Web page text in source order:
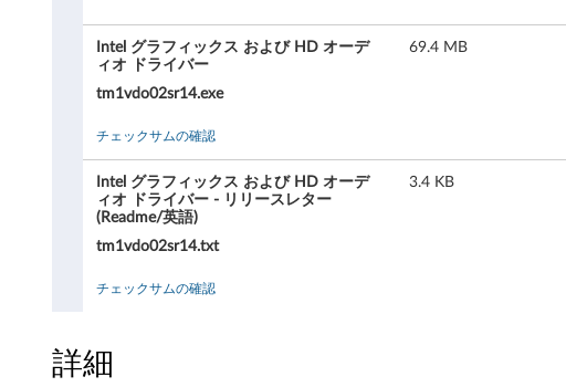
ラ
ッ
び
Intel グラフィックス および HD オーデ
ィオ ドライバー
tm1vdo02sr14.exe
69.4 MB
チェックサムの確認
Intel グラフィックス および HD オーデ
ィオ ドライバー - リリースレター
(Readme/英語)
tm1vdo02sr14.txt
3.4 KB
チェックサムの確認
詳細